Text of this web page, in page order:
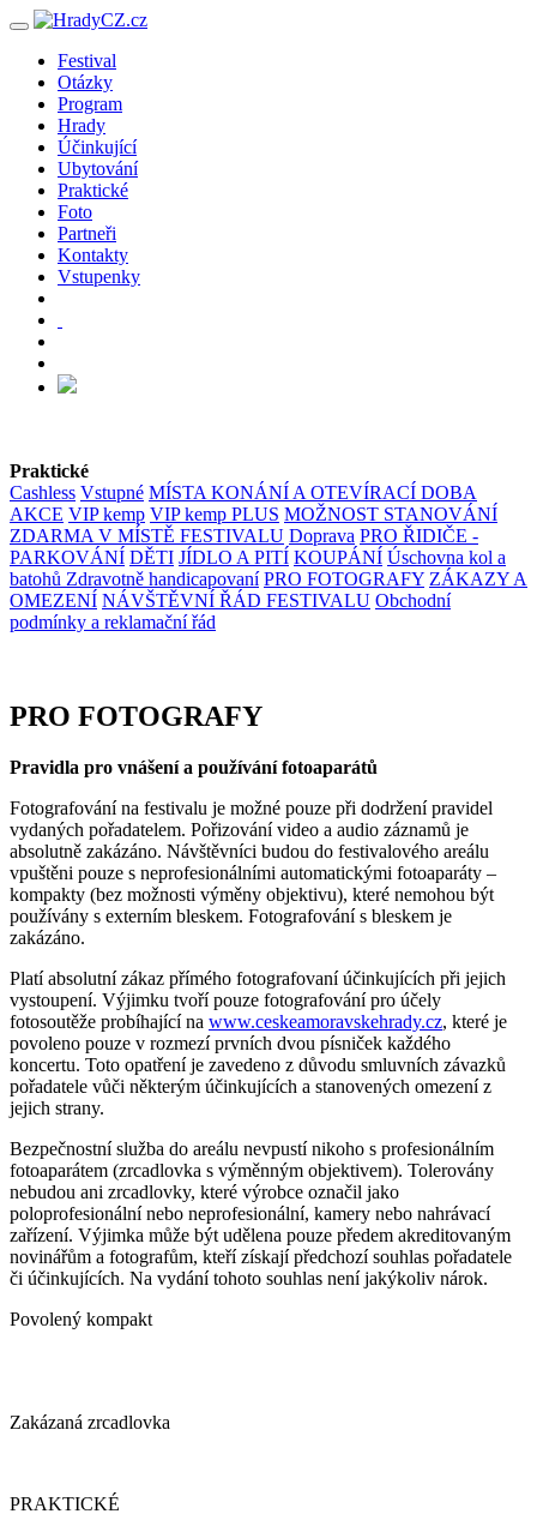
Festival
Otázky
Program
Hrady
Účinkující
Ubytování
Praktické
Foto
Partneři
Kontakty
Vstupenky
Praktické
Cashless Vstupné MÍSTA KONÁNÍ A OTEVÍRACÍ DOBA
AKCE VIP kemp VIP kemp PLUS MOŽNOST STANOVÁNÍ
ZDARMA V MÍSTĚ FESTIVALU Doprava PRO ŘIDIČE -
PARKOVÁNÍ DĚTI JÍDLO A PITÍ KOUPÁNÍ Úschovna kol a
batohů Zdravotně handicapovaní PRO FOTOGRAFY ZÁKAZY A
OMEZENÍ NÁVŠTĚVNÍ ŘÁD FESTIVALU Obchodní
podmínky a reklamační řád
PRO FOTOGRAFY
Pravidla pro vnášení a používání fotoaparátů
Fotografování na festivalu je možné pouze při dodržení pravidel
vydaných pořadatelem. Pořizování video a audio záznamů je
absolutně zakázáno. Návštěvníci budou do festivalového areálu
vpuštěni pouze s neprofesionálními automatickými fotoaparáty –
kompakty (bez možnosti výměny objektivu), které nemohou být
používány s externím bleskem. Fotografování s bleskem je
zakázáno.
Platí absolutní zákaz přímého fotografovaní účinkujících při jejich
vystoupení. Výjimku tvoří pouze fotografování pro účely
fotosoutěže probíhající na www.ceskeamoravskehrady.cz, které je
povoleno pouze v rozmezí prvních dvou písniček každého
koncertu. Toto opatření je zavedeno z důvodu smluvních závazků
pořadatele vůči některým účinkujících a stanovených omezení z
jejich strany.
Bezpečnostní služba do areálu nevpustí nikoho s profesionálním
fotoaparátem (zrcadlovka s výměnným objektivem). Tolerovány
nebudou ani zrcadlovky, které výrobce označil jako
poloprofesionální nebo neprofesionální, kamery nebo nahrávací
zařízení. Výjimka může být udělena pouze předem akreditovaným
novinářům a fotografům, kteří získají předchozí souhlas pořadatele
či účinkujících. Na vydání tohoto souhlas není jakýkoliv nárok.
Povolený kompakt
Zakázaná zrcadlovka
PRAKTICKÉ